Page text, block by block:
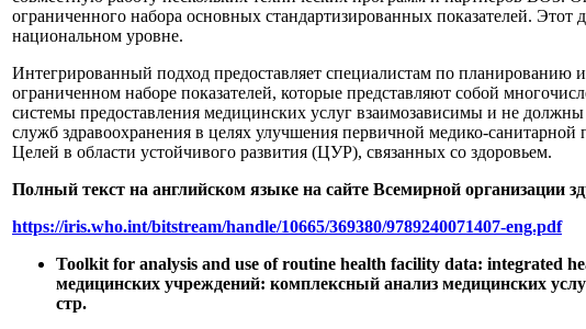
ограниченного набора основных стандартизированных показателей.
национальном уровне.
Интегрированный подход предоставляет специалистам по планированию
ограниченном наборе показателей, которые представляют собой
системы предоставления медицинских услуг взаимозависимы и не
служб здравоохранения в целях улучшения первичной медико-
Целей в области устойчивого развития (ЦУР), связанных со здоровьем.
Полный текст на английском языке на сайте Всемирной организации
https://iris.who.int/bitstream/handle/10665/369380/9789240071407-eng.pdf
Toolkit for analysis and use of routine health facility data: integrated
медицинских учреждений: комплексный анализ медицинских
стр.